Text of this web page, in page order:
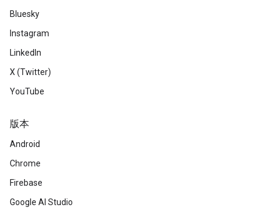
Bluesky
Instagram
LinkedIn
X (Twitter)
YouTube
版本
Android
Chrome
Firebase
Google AI Studio